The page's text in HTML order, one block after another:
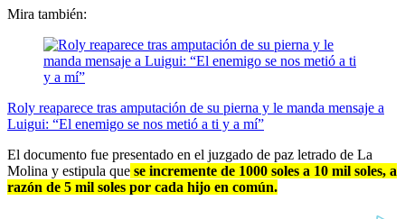
Mira también:
Roly reaparece tras amputación de su pierna y le manda mensaje a
Luigui: “El enemigo se nos metió a ti y a mí”
El documento fue presentado en el juzgado de paz letrado de La
Molina y estipula que se incremente de 1000 soles a 10 mil soles, a
razón de 5 mil soles por cada hijo en común.